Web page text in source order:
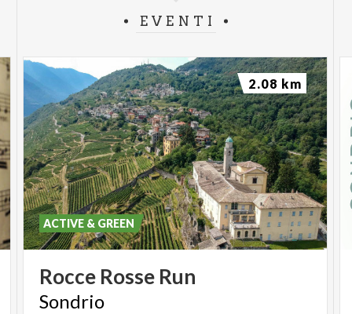
EVENTI
Rocce Rosse Run
Sondrio
ACTIVE & GREEN
2.08 km